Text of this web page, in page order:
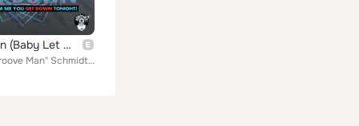
Get Down (Baby Let Me See You Get Down Tonight)
Markus "Groove Man" Schmidt feat. Karl Lennox